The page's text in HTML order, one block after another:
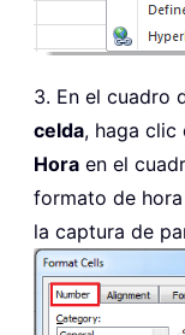
3. En el cuadro
celda, haga clic
Hora en el
formato de
la captura de